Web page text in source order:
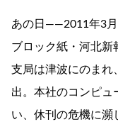
あの日――2011年3
ブロック紙・河北新
支局は津波にのまれ
出。本社のコンピュ
い、休刊の危機に瀕